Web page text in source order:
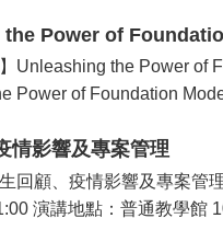
the Power of
】Unleashing the Power of
Power of Foundation
情影響及專案管理
回顧、疫情影響及專案管
演講地點：普通教學